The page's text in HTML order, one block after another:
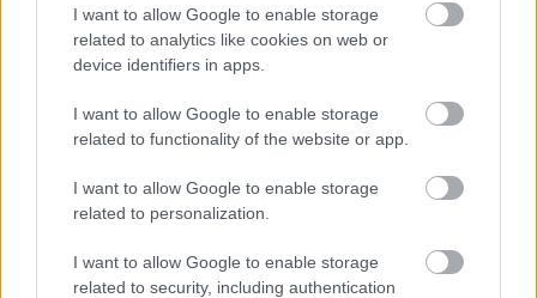
I want to allow Google to enable storage
related to analytics like cookies on web or
device identifiers in apps.
I want to allow Google to enable storage
related to functionality of the website or app.
I want to allow Google to enable storage
related to personalization.
I want to allow Google to enable storage
related to security, including authentication
A kocsik sokáig valamelyik állami garázsban
rozsdásodtak, majd 1924-ben váratlanul árverésre
bocsájtotta őket az állam. Az addigra
működésképtelenné vált T-modellt potom áron Blau
Ignác ungvári szatócs vásárolta meg, aki véletlenül
tévedt a helyszínre (eredetileg posztóbálákat akart
vásárolni üzlete számára). Vasúton vitette a Fordot
Ungvárra, ahol egy Miron nevű ruszin szerelő újra
üzemképessé tette (néhány alkatrészt maga
esztergályozott, néhányat más kocsikról szedett le,
de volt olyan is, amit a gyárból kellett meghozatnia).